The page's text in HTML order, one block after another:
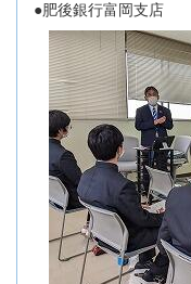
●肥後銀行富岡支店